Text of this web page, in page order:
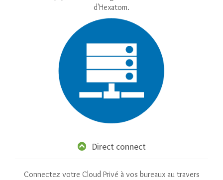
d'Hexatom.
Direct connect
Connectez votre Cloud Privé à vos bureaux au travers